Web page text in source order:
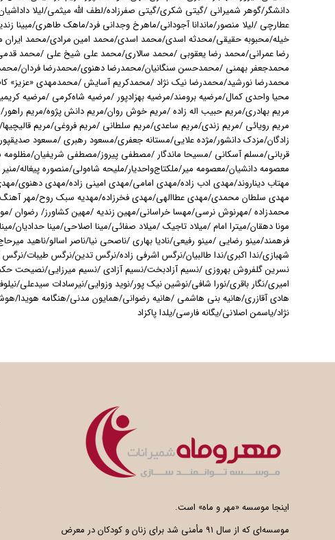
دانشگر/گوهر شمیرانی /گیتی شکری/گیتی صفرزاده/لطف الله میثمی/لیلا داداشیان
عطارچی /لیلا منصور/ماندانا آجودانی/ماهرخ وجدانی فرد/ماهک طاهری/مبینا
خیله/محبوبه حقیقی/محدثه اسدی/محمد اسدی/محمد امین مرادی/محمد
رضا عمرانی/محمد رضا یعقوبی /محمد سالاری/محمد علی شیخ علی /محمد
محمدجعفر بهمنی /محمدحسن سنگانیان/محمدرضا دهنوی/محمدرضا فردان/
محمدرضا نورشید/محمدرضا نیک نژاد /محمدکریم آسایش /محمدمهدی «عزیز»
محیا واحدی کمال/مرضیه برومند/مرضیه بهزادپور /مرضیه شاه‌کرمی /مرضیه
مریم‌ بهادری/مریم حبیب اله زاده /مریم خوش روان/مریم دانش پژوه/مریم
مریم رویائی /مریم زندی/مریم ساعدی/مریم سلطانی /مریم فروغی/مریم
زادگان/مزدک دانشور/مژده علایی/مستانه جعفری/مسعود رهبری /مسعود
قربانی/مسلم آسکانی /مسیحا ماندگار /مصطفی پیروز/مصطفی شریفیان/مظلومه
معصومه دانشیان/معصومه میر/ملکتاج‌واحدیار/ملیحه شاه‌ولی/منصوره پیغاله/
مهتاب دیناروند/مهدی ادب‌ زاده/مهدی امامی/مهدی امینی زاده/مهدی دهنوی/
مهدی سلطان محمدی/مهدی عطاالهی/مهدی فخرزاده/مهدیه سبک روح/مهر
محمدزاده /مهرنوش نرسی/مهسا خراسانی/مهين زنديه /مهین کشاورز/ رضوان /
مونا دهقان/میترا امام /میلاد تاجیک /میلاد صفائی/مینا اصلاحی/مینا حدادیان/
فرهمند/مینو رضایی /مینو رفیعی/نادیا بهاری /ناصحی نیا/ناصر اسالو/ناهيد
شهبازی/ندا اکبری/ندا طالبیان/نرگس اشرفی زاده/نرگس تدین/نرگس طیبات/
نسرین گلفروش بهروزی /نسیم آزادبخت/نسیم آزادی /نسیم میرزایی/نصیحت
امیری/نگار باقری/نورا شافی/نوشین نیک پور/نوید وزوایی/نیرسادات سیدعلی/
هادی آقازری/هانیه بنی هاشمی /هانیه رضوانی/همایون مدنی/هنگامه هویدا/
نژاد/یاسمن اصلانی/یگانه فارسی/یلدا پاکزاد
اینجا موسسه «مهر و ماه» است.
موسسه‌ای که از سال ۹۱ مأمنی شد برای زنان و کودکان در معرض